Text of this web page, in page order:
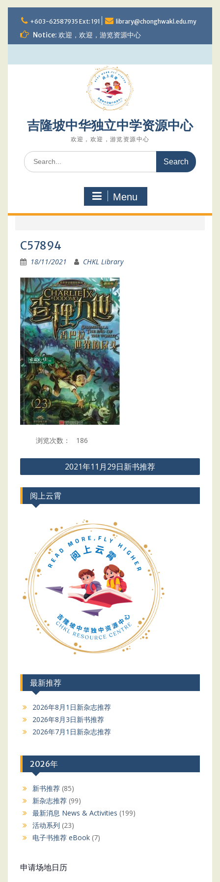
to
content
+603-62587935 Ext: 191 library@chonghwakl.edu.my
Notice: 欢迎，欢迎，游览资源中心
吉隆坡中华独立中学资源中心
欢迎，欢迎，游览资源中心
Search
for:
Menu
C57894
18/11/2021 CHKL Library
浏览次数： 186
Post
navigation
2021年11月29日新书推荐
阅上云霄
最新推荐
2026年8月1日新杂志推荐
2026年8月3日新书推荐
2026年7月1日新杂志推荐
2026年
新书推荐(85)
新杂志推荐(99)
最新消息 News & Activities (199)
活动系列 (23)
电子书推荐 eBook(7)
申请场地日历